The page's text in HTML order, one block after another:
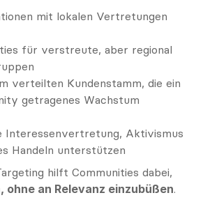
mit lokalen Vertretungen
für verstreute, aber regional
verteilten Kundenstamm, die ein
getragenes Wachstum
Interessenvertretung, Aktivismus
Handeln unterstützen
ohne an Relevanz einzubüßen.